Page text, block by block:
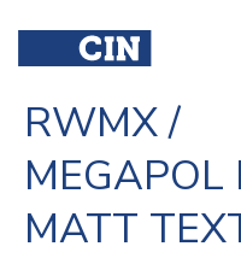
RWMX /
MEGAPOL
MATT